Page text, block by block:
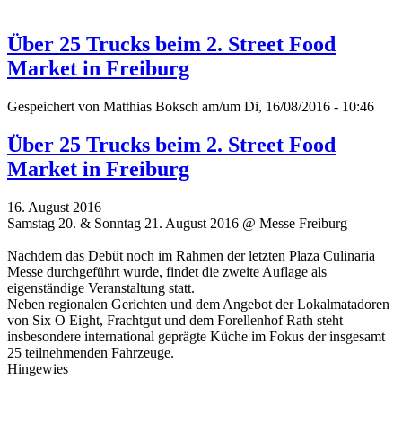
Über 25 Trucks beim 2. Street Food
Market in Freiburg
Gespeichert von Matthias Boksch am/um Di, 16/08/2016 - 10:46
Über 25 Trucks beim 2. Street Food
Market in Freiburg
16. August 2016
Samstag 20. & Sonntag 21. August 2016 @ Messe Freiburg
Nachdem das Debüt noch im Rahmen der letzten Plaza Culinaria
Messe durchgeführt wurde, findet die zweite Auflage als
eigenständige Veranstaltung statt.
Neben regionalen Gerichten und dem Angebot der Lokalmatadoren
von Six O Eight, Frachtgut und dem Forellenhof Rath steht
insbesondere international geprägte Küche im Fokus der insgesamt
25 teilnehmenden Fahrzeuge.
Hingewies